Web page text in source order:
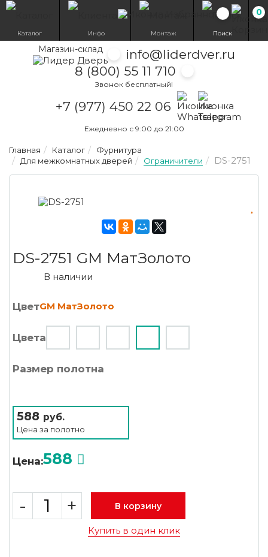
Магазин-склад
info@liderdver.ru
8 (800) 55 11 710
Звонок бесплатный!
+7 (977) 450 22 06
Написать на
Написать на
Ежедневно с 9:00 до 21:00
0
Каталог Инфо Монтаж Поиск
Главная Каталог
Фурнитура
Для межкомнатных дверей
Ограничители DS-2751
DS-2751 GM МатЗолото
В наличии
ЦветGM МатЗолото
Цвета
Размер полотна
588 руб.
Цена за полотно
Цена:588
- + В корзину
Купить в один клик